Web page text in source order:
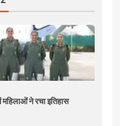
महिलाओं ने रचा इतिहास